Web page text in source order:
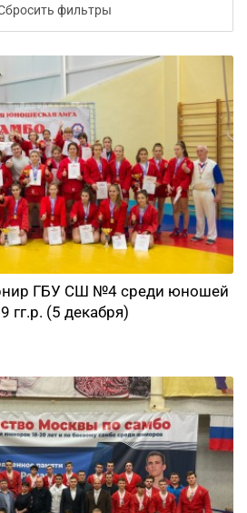
фильтры
ГБУ СШ №4 среди юношей
гг.р. (5 декабря)